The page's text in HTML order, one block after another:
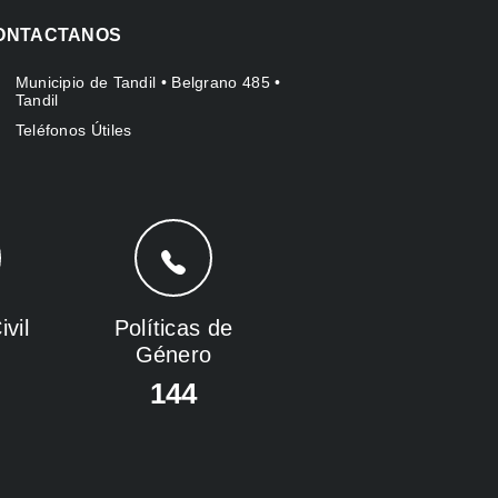
Municipio de Tandil • Belgrano 485 •
Tandil
Teléfonos Útiles
Políticas de
Género
144